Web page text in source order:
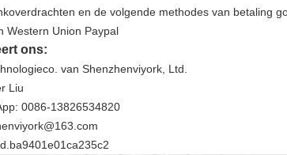
en de volgende methodes van betaling
Western Union Paypal
ons:
van Shenzhenviyork, Ltd.
Liu
0086-13826534820